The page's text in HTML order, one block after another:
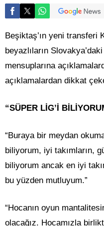
Beşiktaş’ın yeni transferi
beyazlıların
mensuplarına
açıklamalardan dikkat
“SÜPER LİG’İ
“Buraya bir meydan
biliyorum, iyi takımların,
biliyorum ancak en iyi
bu yüzden mutluyum.”
“Hocanın oyun
olacağız. Hocamızla